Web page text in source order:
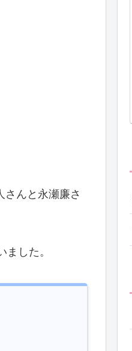
んと永瀬廉さ
した。